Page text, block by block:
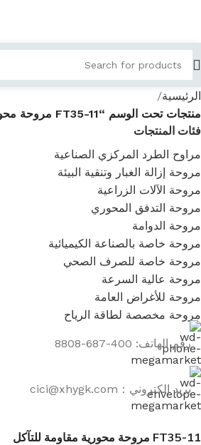
الرئيسية
منتجات تحت الوسم “FT35-11 مروحة محورية مقاومة للتآكل”
فئات المنتجات
مراوح الطرد المركزي الصناعية
مروحة إزالة الغبار وتنقية البيئة
مروحة الآلات الزراعية
مروحة التدفق المحوري
مروحة الدوامة
مروحة خاصة بالصناعة الكيميائية
مروحة خاصة للصرف الصحي
مروحة عالية السرعة
مروحة للأغراض العامة
مروحة مخصصة لطاقة الرياح
رقم الهاتف: 400-687-8808
بريد إلكتروني：cici@xhygk.com
FT35-11 مروحة محورية مقاومة للتآكل